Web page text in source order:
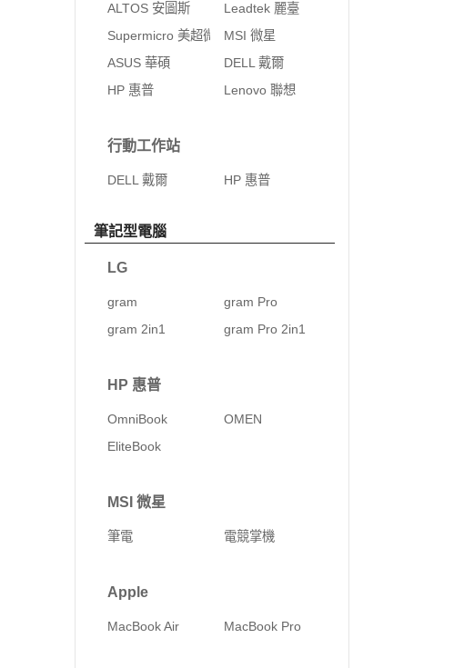
ALTOS 安圖斯
Leadtek 麗臺
Supermicro 美超微
MSI 微星
ASUS 華碩
DELL 戴爾
HP 惠普
Lenovo 聯想
行動工作站
DELL 戴爾 HP 惠普
筆記型電腦
LG
gram
gram Pro
gram 2in1
gram Pro 2in1
HP 惠普
OmniBook
OMEN
EliteBook
MSI 微星
筆電 電競掌機
Apple
MacBook Air MacBook Pro